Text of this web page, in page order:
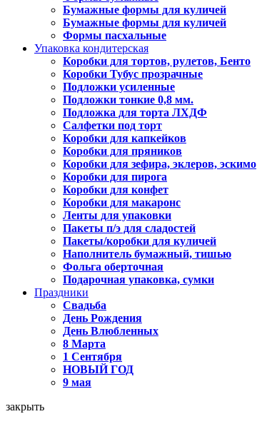
Бумажные формы для куличей
Бумажные формы для куличей
Формы пасхальные
Упаковка кондитерская
Коробки для тортов, рулетов, Бенто
Коробки Тубус прозрачные
Подложки усиленные
Подложки тонкие 0,8 мм.
Подложка для торта ЛХДФ
Салфетки под торт
Коробки для капкейков
Коробки для пряников
Коробки для зефира, эклеров, эскимо
Коробки для пирога
Коробки для конфет
Коробки для макаронс
Ленты для упаковки
Пакеты п/э для сладостей
Пакеты/коробки для куличей
Наполнитель бумажный, тишью
Фольга оберточная
Подарочная упаковка, сумки
Праздники
Свадьба
День Рождения
День Влюбленных
8 Марта
1 Сентября
НОВЫЙ ГОД
9 мая
закрыть